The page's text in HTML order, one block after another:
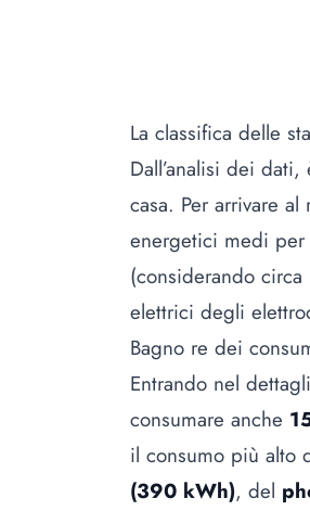
La classifica delle
Dall’analisi dei dati,
casa. Per arrivare
energetici medi per
(considerando
elettrici degli
Bagno re dei
Entrando nel
consumare anche
il consumo più alto
(390 kWh), del